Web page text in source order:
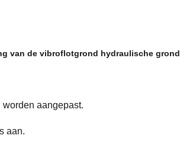
van de vibroflotgrond hydraulische grond
aangepast.
aan.